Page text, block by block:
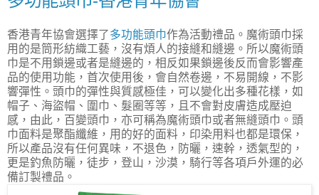
香港青年協會選擇了多功能頭巾作為活動禮品。魔術頭巾採
用的是筒形紡織工藝，沒有煩人的接縫和縫邊。所以魔術頭
巾是不用鎖邊或者是縫邊的，相反如果鎖邊後反而會影響產
品的使用功能，首次使用後，會自然卷邊，不易開線，不影
響彈性。頭巾的彈性與質感極佳，可以變化出多種花樣，如
帽子、海盜帽、圍巾、髮圈等等，且不會對皮膚造成壓迫
感，由此，百變頭巾，亦可稱為魔術頭巾或者無縫頭巾。頭
巾面料是聚酯纖維，用的好的面料，印染用料也都是環保，
所以產品沒有任何異味，不退色，防曬，速幹，透氣型的，
更是釣魚防曬，徒步，登山，沙漠，騎行等各項戶外運的必
備訂製禮品。